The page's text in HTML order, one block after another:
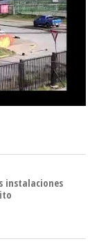
instalaciones